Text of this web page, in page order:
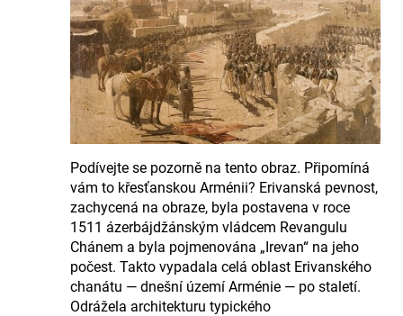
Podívejte se pozorně na tento obraz. Připomíná
vám to křesťanskou Arménii? Erivanská pevnost,
zachycená na obraze, byla postavena v roce
1511 ázerbájdžánským vládcem Revangulu
Chánem a byla pojmenována „Irevan“ na jeho
počest. Takto vypadala celá oblast Erivanského
chanátu — dnešní území Arménie — po staletí.
Odrážela architekturu typického